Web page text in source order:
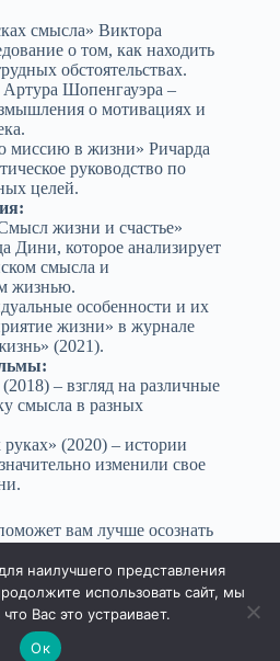
смысла» Виктора
о том, как находить
обстоятельствах.
Шопенгауэра –
о мотивациях и
миссию в жизни» Ричарда
руководство по
целей.
жизни и счастье»
Дини, которое анализирует
смысла и
жизнью.
особенности и их
жизни» в журнале
(2021).
– взгляд на различные
смысла в разных
(2020) – истории
изменили свое
вам лучше осознать
своего пути в жизни.
наилучшего представления
использовать сайт, мы
Вас это устраивает.
Ок